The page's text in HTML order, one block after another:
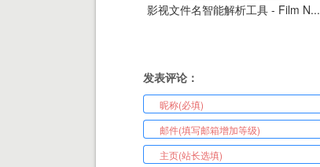
影视文件名智能解析工具 - Film N...
发表评论：